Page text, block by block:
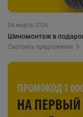
04 марта 2026
Шиномонтаж в
Смотреть предложение